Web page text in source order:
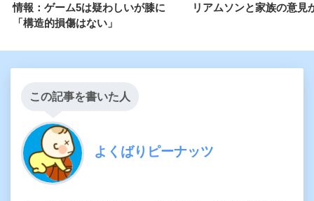
情報：ゲーム5は疑わしいが膝に
「構造的損傷はない」
リアムソンと家族の意見
この記事を書いた人
よくばりピーナッツ